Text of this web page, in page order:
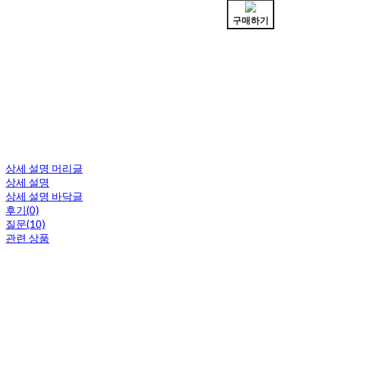
구매하기
상세 설명 머리글
상세 설명
상세 설명 바닥글
후기(0)
질문(10)
관련 상품